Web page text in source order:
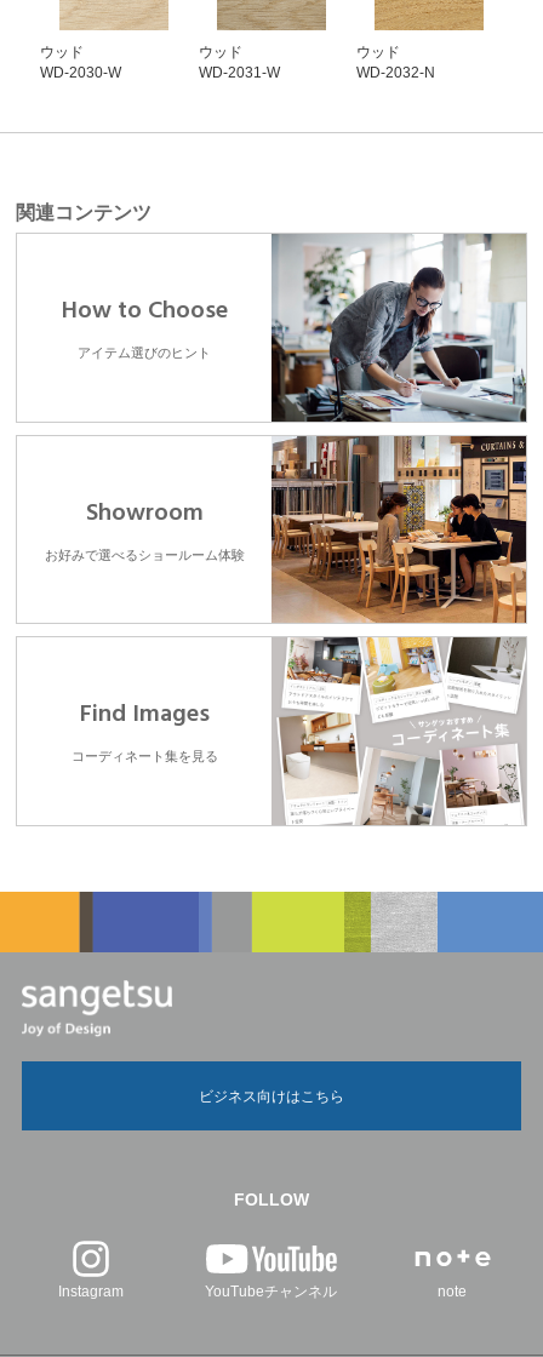
ウッド
WD-2030-W
ウッド
WD-2031-W
ウッド
WD-2032-N
関連コンテンツ
How to Choose
アイテム選びのヒント
Showroom
お好みで選べるショールーム体験
Find Images
コーディネート集を見る
ビジネス向けはこちら
FOLLOW
Instagram YouTubeチャンネル note